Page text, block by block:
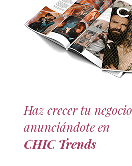
Haz crecer tu negocio
anunciándote en
CHIC Trends